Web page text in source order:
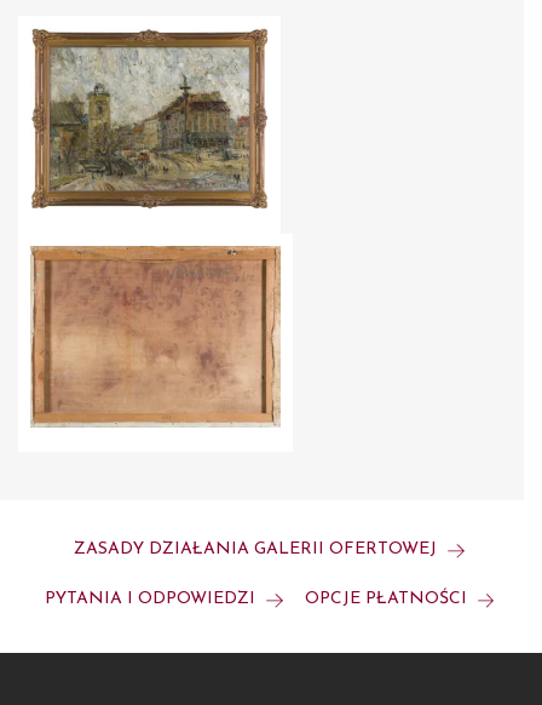
ZASADY DZIAŁANIA GALERII OFERTOWEJ
PYTANIA I ODPOWIEDZI OPCJE PŁATNOŚCI